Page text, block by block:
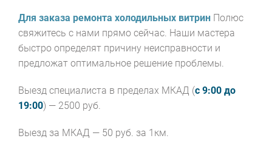
Для заказа ремонта холодильных витрин Полюс
свяжитесь с нами прямо сейчас. Наши мастера
быстро определят причину неисправности и
предложат оптимальное решение проблемы.
Выезд специалиста в пределах МКАД (с 9:00 до
19:00) — 2500 руб.
Выезд за МКАД — 50 руб. за 1км.